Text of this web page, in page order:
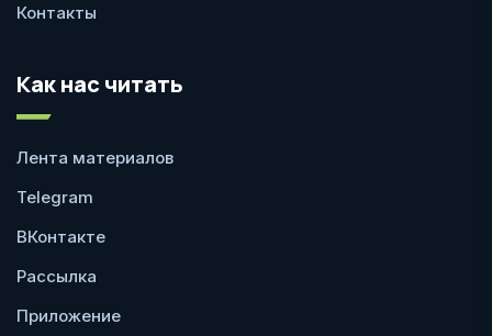
Контакты
Как нас читать
Лента материалов
Telegram
ВКонтакте
Рассылка
Приложение